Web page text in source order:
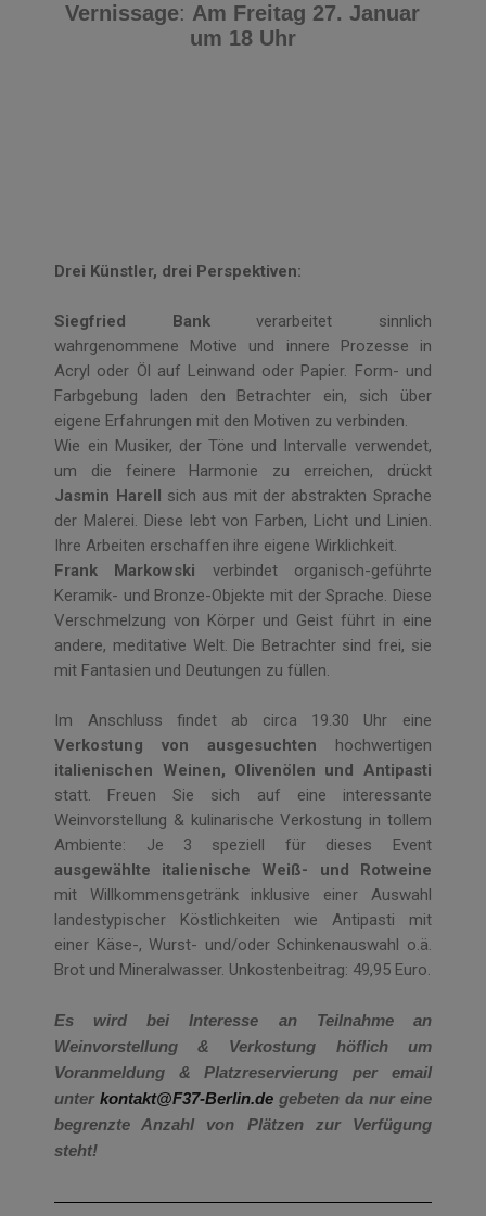
Vernissage: Am Freitag 27. Januar
um 18 Uhr
Drei Künstler, drei Perspektiven:
Siegfried Bankverarbeitet sinnlich
wahrgenommene Motive und innere Prozesse in
Acryl oder Öl auf Leinwand oder Papier. Form- und
Farbgebung laden den Betrachter ein, sich über
eigene Erfahrungen mit den Motiven zu verbinden.
Wie ein Musiker, der Töne und Intervalle verwendet,
um die feinere Harmonie zu erreichen, drückt
Jasmin Harell sich aus mit der abstrakten Sprache
der Malerei. Diese lebt von Farben, Licht und Linien.
Ihre Arbeiten erschaffen ihre eigene Wirklichkeit.
Frank Markowski verbindet organisch-geführte
Keramik- und Bronze-Objekte mit der Sprache. Diese
Verschmelzung von Körper und Geist führt in eine
andere, meditative Welt. Die Betrachter sind frei, sie
mit Fantasien und Deutungen zu füllen.
Im Anschluss findet ab circa 19.30 Uhr eine
Verkostung von ausgesuchten hochwertigen
italienischen Weinen, Olivenölen und Antipasti
statt. Freuen Sie sich auf eine interessante
Weinvorstellung & kulinarische Verkostung in tollem
Ambiente: Je 3 speziell für dieses Event
ausgewählte italienische Weiß- und Rotweine
mit Willkommensgetränk inklusive einer Auswahl
landestypischer Köstlichkeiten wie Antipasti mit
einer Käse-, Wurst- und/oder Schinkenauswahl o.ä.
Brot und Mineralwasser. Unkostenbeitrag: 49,95 Euro.
Es wird bei Interesse an Teilnahme an
Weinvorstellung & Verkostung höflich um
Voranmeldung & Platzreservierung per email
unterkontakt@F37-Berlin.de gebeten da nur eine
begrenzte Anzahl von Plätzen zur Verfügung
steht!